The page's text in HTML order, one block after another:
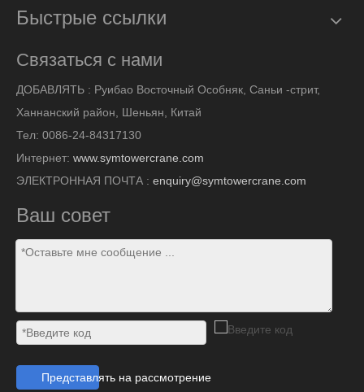
Быстрые ссылки
Связаться с нами
ДОБАВЛЯТЬ : Руибао Восточный Особняк, Саньи -стрит,
Ханнанский район, Шеньян, Китай
Тел: 0086-24-84317130
Интернет: www.symtowercrane.com
ЭЛЕКТРОННАЯ ПОЧТА : enquiry@symtowercrane.com
Ваш совет
Представлять на рассмотрение